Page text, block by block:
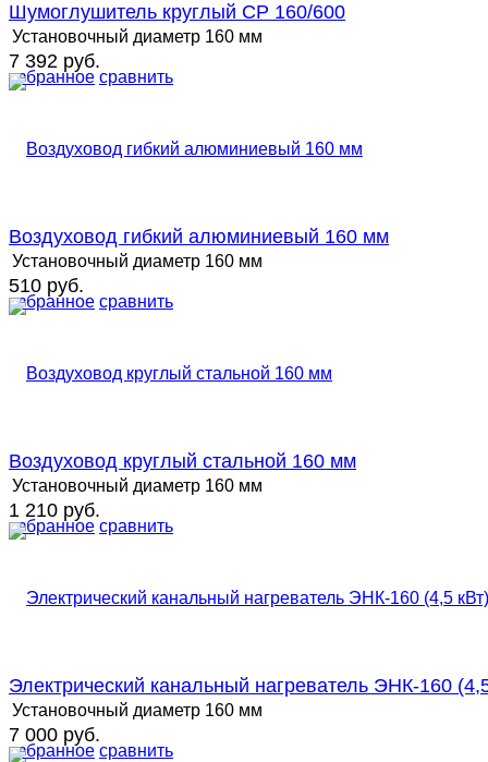
избранное сравнить
Шумоглушитель круглый СР 160/600
Установочный диаметр 160 мм
7 392 руб.
избранное сравнить
Воздуховод гибкий алюминиевый 160 мм
Установочный диаметр 160 мм
510 руб.
избранное сравнить
Воздуховод круглый стальной 160 мм
Установочный диаметр 160 мм
1 210 руб.
избранное сравнить
Электрический канальный нагреватель ЭНК-160
Установочный диаметр 160 мм
7 000 руб.